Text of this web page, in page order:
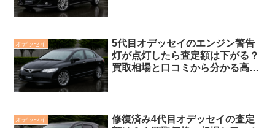
オデッセイ
5代目オデッセイのエンジン警告
灯が点灯したら査定額は下がる？
買取相場と口コミから分かる高く
オデッセイ
修復済み4代目オデッセイの査定